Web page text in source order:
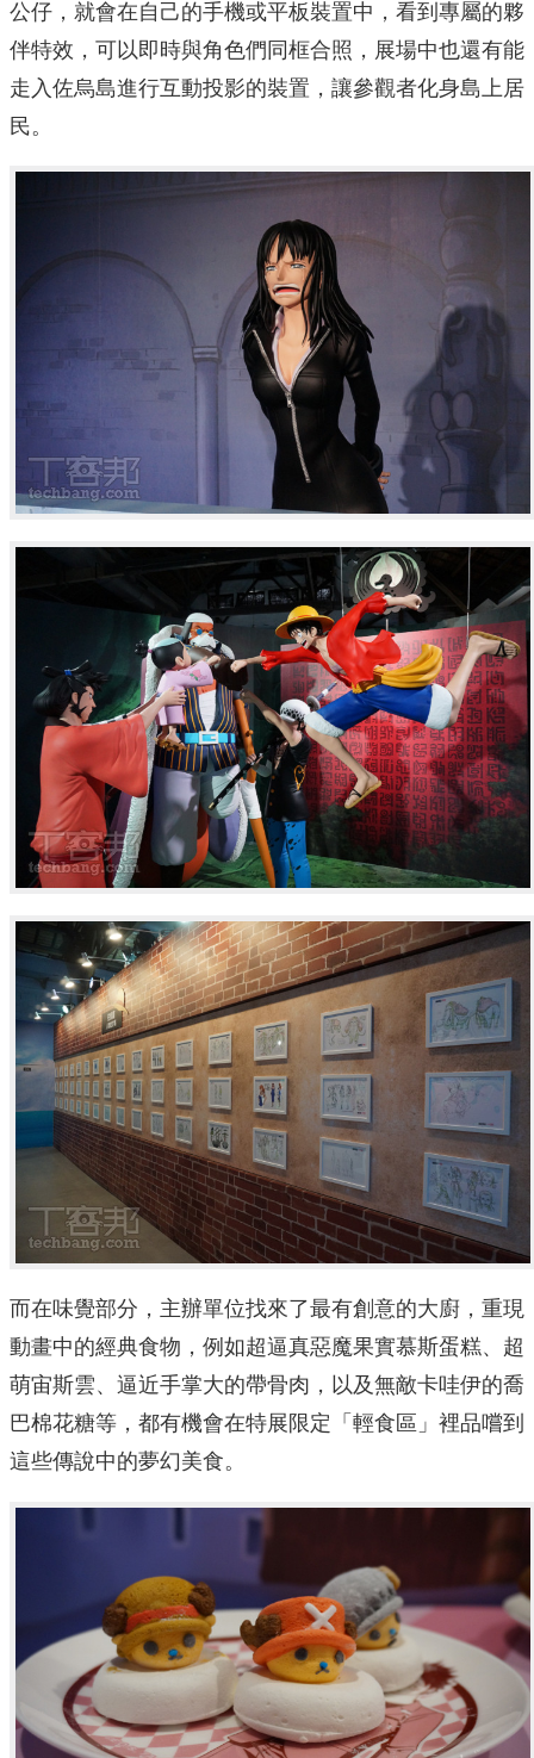
公仔，就會在自己的手機或平板裝置中，看到專屬的夥
伴特效，可以即時與角色們同框合照，展場中也還有能
走入佐烏島進行互動投影的裝置，讓參觀者化身島上居
民。
而在味覺部分，主辦單位找來了最有創意的大廚，重現
動畫中的經典食物，例如超逼真惡魔果實慕斯蛋糕、超
萌宙斯雲、逼近手掌大的帶骨肉，以及無敵卡哇伊的喬
巴棉花糖等，都有機會在特展限定「輕食區」裡品嚐到
這些傳說中的夢幻美食。